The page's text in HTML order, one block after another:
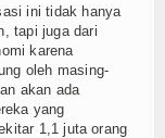
ini tidak hanya
tapi juga dari
karena
oleh masing-
akan ada
yang
1,1 juta orang